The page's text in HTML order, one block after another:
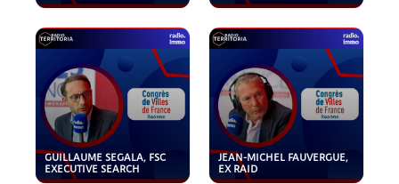
GUILLAUME SEGALA, FSC
EXECUTIVE SEARCH
JEAN-MICHEL FAUVERGUE,
EX RAID